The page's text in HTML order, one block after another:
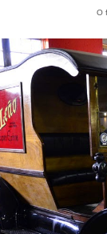
O